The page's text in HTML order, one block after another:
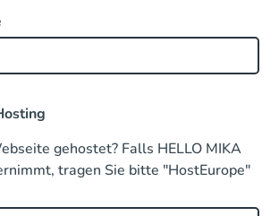
gehostet? Falls HELLO MIKA
tragen Sie bitte "HostEurope"